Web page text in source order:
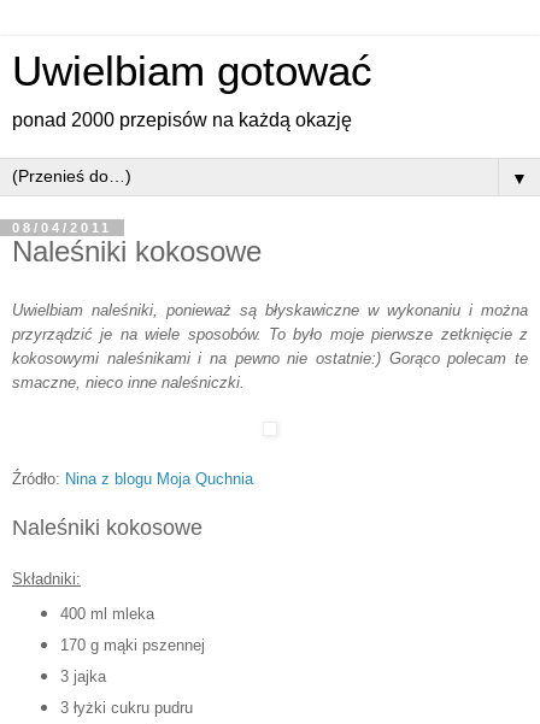
Uwielbiam gotować
ponad 2000 przepisów na każdą okazję
▼
08/04/2011
Naleśniki kokosowe
Uwielbiam naleśniki, ponieważ są błyskawiczne w wykonaniu i można
przyrządzić je na wiele sposobów. To było moje pierwsze zetknięcie z
kokosowymi naleśnikami i na pewno nie ostatnie:) Gorąco polecam te
smaczne, nieco inne naleśniczki.
Źródło: Nina z blogu Moja Quchnia
Naleśniki kokosowe
Składniki:
400 ml mleka
170 g mąki pszennej
3jajka
3 łyżki cukru pudru